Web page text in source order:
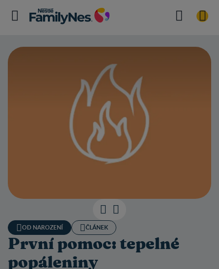
OD NAROZENÍ ČLÁNEK
První pomoc: tepelné
popáleniny